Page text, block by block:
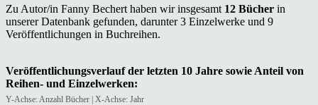
Zu Autor/in Fanny Bechert haben wir insgesamt 12 Bücher in
unserer Datenbank gefunden, darunter 3 Einzelwerke und 9
Veröffentlichungen in Buchreihen.
Veröffentlichungsverlauf der letzten 10 Jahre sowie Anteil von
Reihen- und Einzelwerken:
Y-Achse: Anzahl Bücher | X-Achse: Jahr